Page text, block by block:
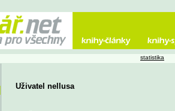
Uživatel nellusa
statistika